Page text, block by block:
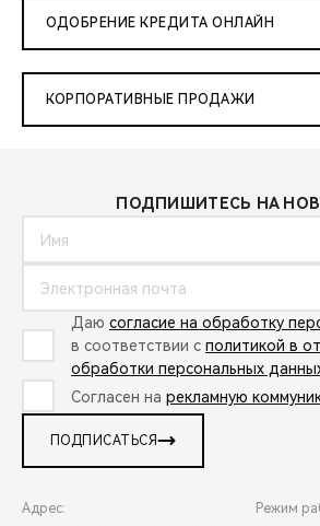
ОДОБРЕНИЕ КРЕДИТА ОНЛАЙН
КОРПОРАТИВНЫЕ ПРОДАЖИ
ПОДПИШИТЕСЬ НА
Даю согласие на обработку
в соответствии с политикой в
обработки персональных
Согласен на рекламную
ПОДПИСАТЬСЯ
Адрес: Режим